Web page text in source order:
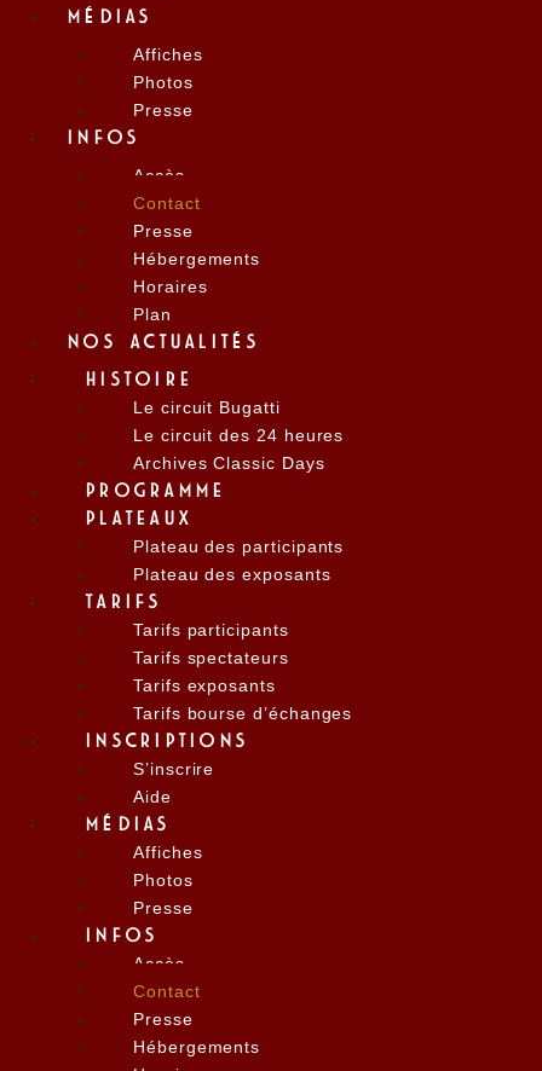
MÉDIAS
Affiches
Photos
Presse
INFOS
Accès
Contact
Presse
Hébergements
Horaires
Plan
NOS ACTUALITÉS
HISTOIRE
Le circuit Bugatti
Le circuit des 24 heures
Archives Classic Days
PROGRAMME
PLATEAUX
Plateau des participants
Plateau des exposants
TARIFS
Tarifs participants
Tarifs spectateurs
Tarifs exposants
Tarifs bourse d’échanges
INSCRIPTIONS
S’inscrire
Aide
MÉDIAS
Affiches
Photos
Presse
INFOS
Accès
Contact
Presse
Hébergements